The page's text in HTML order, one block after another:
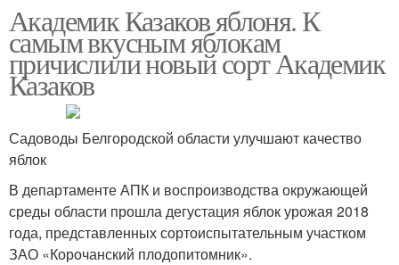
Академик Казаков яблоня. К
самым вкусным яблокам
причислили новый сорт Академик
Казаков
Садоводы Белгородской области улучшают качество
яблок
В департаменте АПК и воспроизводства окружающей
среды области прошла дегустация яблок урожая 2018
года, представленных сортоиспытательным участком
ЗАО «Корочанский плодопитомник».